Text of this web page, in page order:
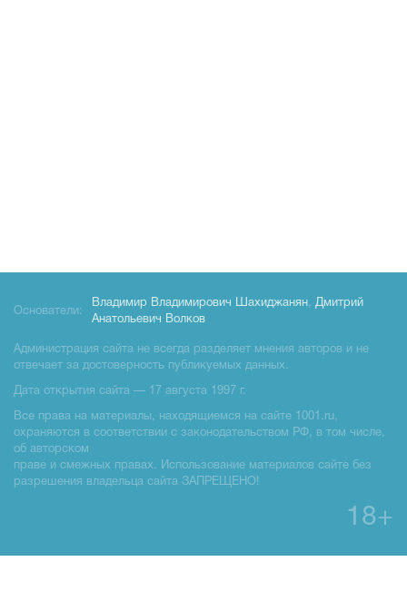
Основатели:
Владимир Владимирович Шахиджанян, Дмитрий
Анатольевич Волков
Администрация сайта не всегда разделяет мнения авторов и не
отвечает за достоверность публикуемых данных.
Дата открытия сайта — 17 августа 1997 г.
Все права на материалы, находящиемся на сайте 1001.ru,
охраняются в соответствии с законодательством РФ, в том числе,
об авторском
праве и смежных правах. Использование материалов сайте без
разрешения владельца сайта ЗАПРЕЩЕНО!
18+